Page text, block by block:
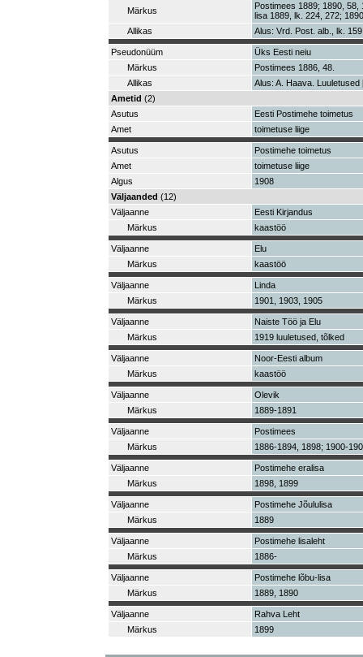
Märkus
Postimees 1889; 1890,
lisa 1889, lk. 224, 272;
Allikas
Alus: Vrd. Post. alb., lk.
Pseudonüüm
Üks Eesti neiu
Märkus
Postimees 1886, 48.
Allikas
Alus: A. Haava.
Ametid (2)
Asutus
Eesti Postimehe toimetus
Amet
toimetuse liige
Asutus
Postimehe toimetus
Amet
toimetuse liige
Algus
1908
Väljaanded (12)
Väljaanne
Eesti Kirjandus
Märkus
kaastöö
Väljaanne
Elu
Märkus
kaastöö
Väljaanne
Linda
Märkus
1901, 1903, 1905
Väljaanne
Naiste Töö ja Elu
Märkus
1919 luuletused, tõlked
Väljaanne
Noor-Eesti album
Märkus
kaastöö
Väljaanne
Olevik
Märkus
1889-1891
Väljaanne
Postimees
Märkus
1886-1894, 1898; 1900-
Väljaanne
Postimehe eralisa
Märkus
1898, 1899
Väljaanne
Postimehe Jõululisa
Märkus
1889
Väljaanne
Postimehe lisaleht
Märkus
1886-
Väljaanne
Postimehe lõbu-lisa
Märkus
1889, 1890
Väljaanne
Rahva Leht
Märkus
1899